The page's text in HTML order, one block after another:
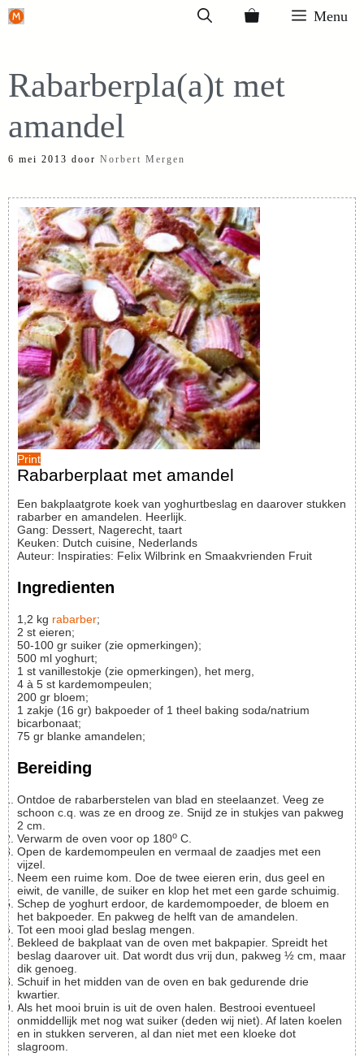
Ga
inhoud
Menu
Rabarberpla(a)t met
amandel
6 mei 2013 door Norbert Mergen
Print
Rabarberplaat met amandel
Een bakplaatgrote koek van yoghurtbeslag en daarover stukken
rabarber en amandelen. Heerlijk.
Gang: Dessert, Nagerecht, taart
Keuken: Dutch cuisine, Nederlands
Auteur: Inspiraties: Felix Wilbrink en Smaakvrienden Fruit
Ingredienten
1,2 kg rabarber;
2 st eieren;
50-100 gr suiker (zie opmerkingen);
500 ml yoghurt;
1 st vanillestokje (zie opmerkingen), het merg,
4 à 5 st kardemompeulen;
200 gr bloem;
1 zakje (16 gr) bakpoeder of 1 theel baking soda/natrium
bicarbonaat;
75 gr blanke amandelen;
Bereiding
Ontdoe de rabarberstelen van blad en steelaanzet. Veeg ze
schoon c.q. was ze en droog ze. Snijd ze in stukjes van pakweg
2 cm.
Verwarm de oven voor op 180o C.
Open de kardemompeulen en vermaal de zaadjes met een
vijzel.
Neem een ruime kom. Doe de twee eieren erin, dus geel en
eiwit, de vanille, de suiker en klop het met een garde schuimig.
Schep de yoghurt erdoor, de kardemompoeder, de bloem en
het bakpoeder. En pakweg de helft van de amandelen.
Tot een mooi glad beslag mengen.
Bekleed de bakplaat van de oven met bakpapier. Spreidt het
beslag daarover uit. Dat wordt dus vrij dun, pakweg ½ cm, maar
dik genoeg.
Schuif in het midden van de oven en bak gedurende drie
kwartier.
Als het mooi bruin is uit de oven halen. Bestrooi eventueel
onmiddellijk met nog wat suiker (deden wij niet). Af laten koelen
en in stukken serveren, al dan niet met een kloeke dot
slagroom.